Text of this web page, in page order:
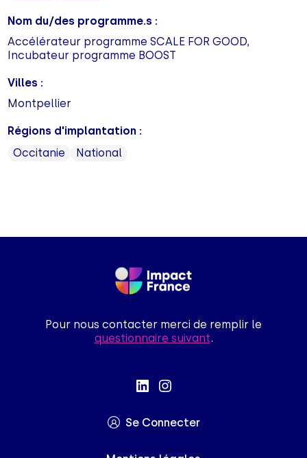
Nom du/des programme.s :
Accélérateur programme SCALE FOR GOOD,
Incubateur programme BOOST
Villes :
Montpellier
Régions d'implantation :
Occitanie
National
Pour nous contacter merci de remplir le
questionnaire suivant.
Se Connecter